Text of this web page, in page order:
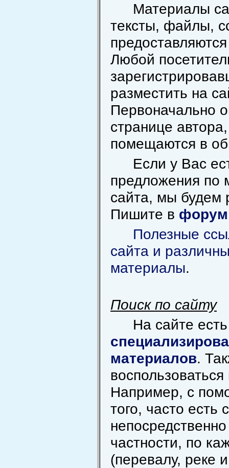
Материалы
тексты, файлы,
Любой
разместить на
Первоначально
странице
помещаются в
Если у Вас
предложения по
сайта, мы будем
Пишите в форум
Полезные
сайта и
материалы.
Поиск по сайту
На сайте
материалов.
Например, с
того, часто есть
частности, по
(перевалу, реке